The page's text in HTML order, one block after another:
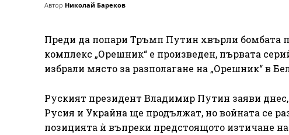
Автор Николай Бареков
Преди да попари Тръмп Путин хвърли бомбата
комплекс „Орешник“ е произведен, първата
избрали място за разполагане на „Орешник“ в
Руският президент Владимир Путин заяви
Русия и Украйна ще продължат, но войната се
позицията ѝ въпреки предстоящото изтичане